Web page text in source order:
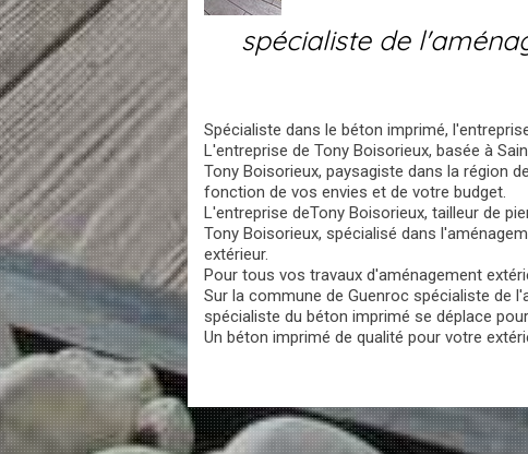
spécialiste de
Spécialiste dans le béton imprimé,
L'entreprise de Tony Boisorieux, basée à
Tony Boisorieux, paysagiste dans la région
fonction de vos envies et de votre budget.
L'entreprise deTony Boisorieux, tailleur de
Tony Boisorieux, spécialisé dans
extérieur.
Pour tous vos travaux d'aménagement
Sur la commune de Guenroc spécialiste de
spécialiste du béton imprimé se déplace
Un béton imprimé de qualité pour votre